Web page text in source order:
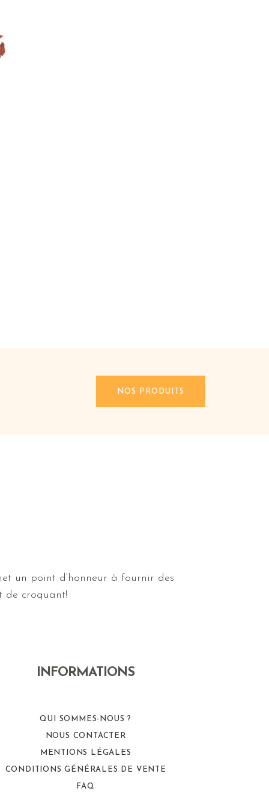
NOS PRODUITS
un point d’honneur à fournir des
de croquant!
INFORMATIONS
QUI SOMMES-NOUS ?
NOUS CONTACTER
MENTIONS LÉGALES
CONDITIONS GÉNÉRALES DE VENTE
FAQ